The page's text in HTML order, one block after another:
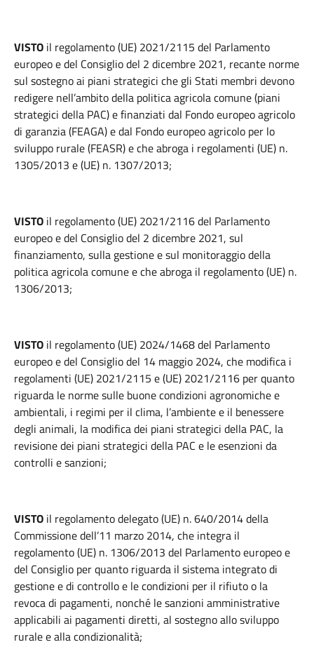
VISTO il regolamento (UE) 2021/2115 del Parlamento
europeo e del Consiglio del 2 dicembre 2021, recante norme
sul sostegno ai piani strategici che gli Stati membri devono
redigere nell’ambito della politica agricola comune (piani
strategici della PAC) e finanziati dal Fondo europeo agricolo
di garanzia (FEAGA) e dal Fondo europeo agricolo per lo
sviluppo rurale (FEASR) e che abroga i regolamenti (UE) n.
1305/2013 e (UE) n. 1307/2013;
VISTO il regolamento (UE) 2021/2116 del Parlamento
europeo e del Consiglio del 2 dicembre 2021, sul
finanziamento, sulla gestione e sul monitoraggio della
politica agricola comune e che abroga il regolamento (UE) n.
1306/2013;
VISTO il regolamento (UE) 2024/1468 del Parlamento
europeo e del Consiglio del 14 maggio 2024, che modifica i
regolamenti (UE) 2021/2115 e (UE) 2021/2116 per quanto
riguarda le norme sulle buone condizioni agronomiche e
ambientali, i regimi per il clima, l’ambiente e il benessere
degli animali, la modifica dei piani strategici della PAC, la
revisione dei piani strategici della PAC e le esenzioni da
controlli e sanzioni;
VISTO il regolamento delegato (UE) n. 640/2014 della
Commissione dell’11 marzo 2014, che integra il
regolamento (UE) n. 1306/2013 del Parlamento europeo e
del Consiglio per quanto riguarda il sistema integrato di
gestione e di controllo e le condizioni per il rifiuto o la
revoca di pagamenti, nonché le sanzioni amministrative
applicabili ai pagamenti diretti, al sostegno allo sviluppo
rurale e alla condizionalità;